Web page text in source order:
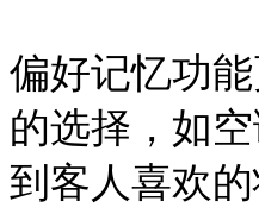
偏好记忆功
的选择，如
到客人喜欢